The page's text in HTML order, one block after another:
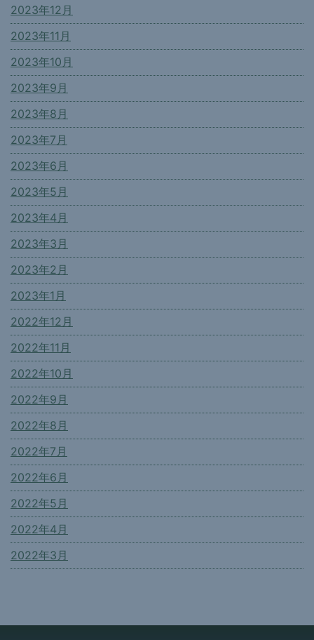
2023年12月
2023年11月
2023年10月
2023年9月
2023年8月
2023年7月
2023年6月
2023年5月
2023年4月
2023年3月
2023年2月
2023年1月
2022年12月
2022年11月
2022年10月
2022年9月
2022年8月
2022年7月
2022年6月
2022年5月
2022年4月
2022年3月